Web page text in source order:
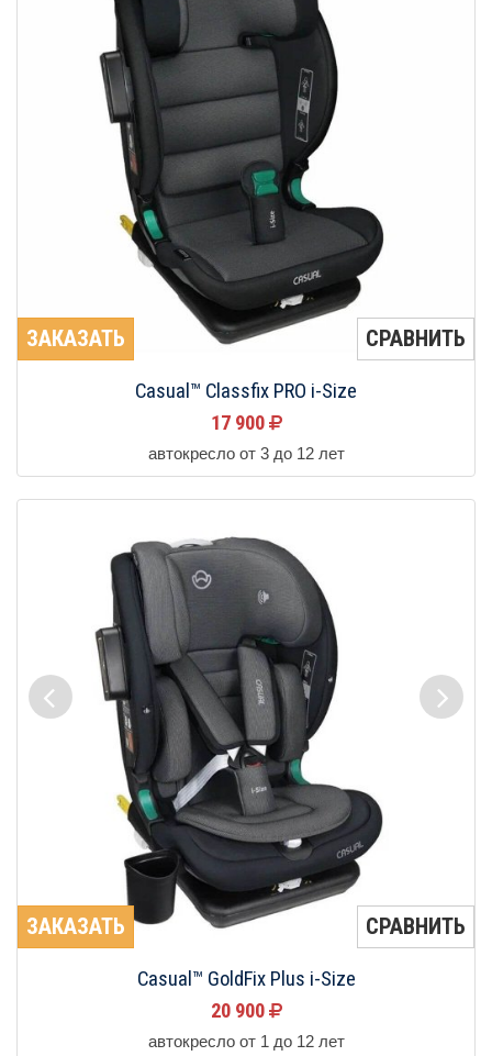
ЗАКАЗАТЬ СРАВНИТЬ
Casual™ Classfix PRO i-Size
17 900
автокресло от 3 до 12 лет
ЗАКАЗАТЬ СРАВНИТЬ
Casual™ GoldFix Plus i-Size
20 900
автокресло от 1 до 12 лет